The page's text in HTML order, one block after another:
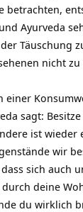
betrachten,
Ayurveda
Täuschung
nicht zu
sagt:
ist wieder
wir
sich auch
deine
du wirklich